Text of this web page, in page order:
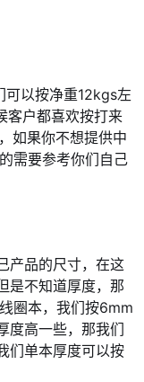
以按净重12kgs左
客户都喜欢按打来
如果你不想提供中
需要参考你们自己
品的尺寸，在这
是不知道厚度，那
圈本，我们按6mm
度高一些，那我们
们单本厚度可以按